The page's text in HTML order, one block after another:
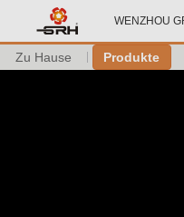
WENZHOU
Zu Hause Produkte